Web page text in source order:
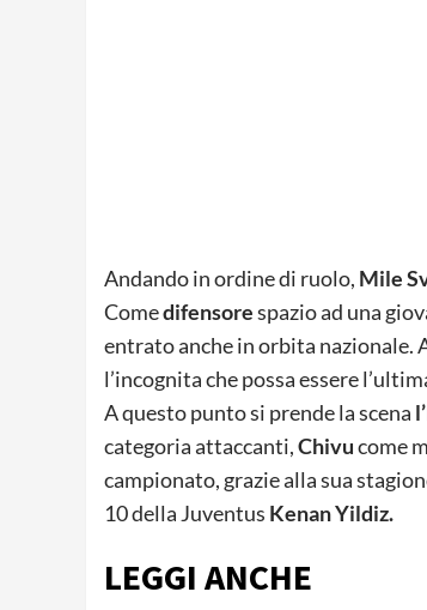
Andando in ordine di ruolo, Mile
Comedifensorespazio ad una
entrato anche in orbita nazionale.
l’incognita che possa essere
A questo punto si prende la scena
categoria attaccanti,Chivucome
campionato, grazie alla sua
10 della Juventus Kenan Yildiz.
LEGGI ANCHE